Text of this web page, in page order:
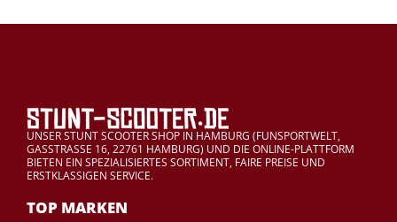
UNSER STUNT SCOOTER SHOP IN HAMBURG (FUNSPORTWELT,
GASSTRASSE 16, 22761 HAMBURG) UND DIE ONLINE-PLATTFORM
BIETEN EIN SPEZIALISIERTES SORTIMENT, FAIRE PREISE UND
ERSTKLASSIGEN SERVICE.
TOP MARKEN